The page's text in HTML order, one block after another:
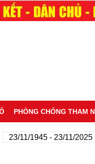
PHÒNG CHỐNG THAM
11/1945 - 23/11/2025